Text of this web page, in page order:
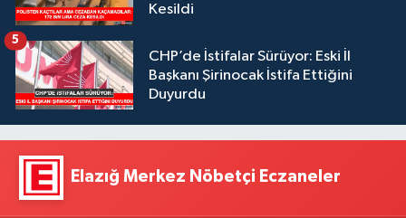
Kesildi
CHP’de İstifalar Sürüyor: Eski İl
Başkanı Şirinocak İstifa Ettiğini
Duyurdu
5
Elazığ Merkez Nöbetçi Eczaneler